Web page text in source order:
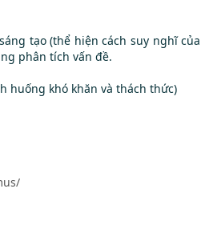
tạo (thể hiện cách suy nghĩ
phân tích vấn đề.
huống khó khăn và thách thức)